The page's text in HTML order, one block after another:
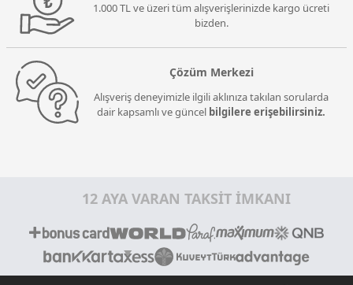
1.000 TL ve üzeri tüm alışverişlerinizde kargo ücreti
bizden.
Çözüm Merkezi
Alışveriş deneyimizle ilgili aklınıza takılan sorularda
dair kapsamlı ve güncel bilgilere erişebilirsiniz.
12 AYA VARAN TAKSİT İMKANI